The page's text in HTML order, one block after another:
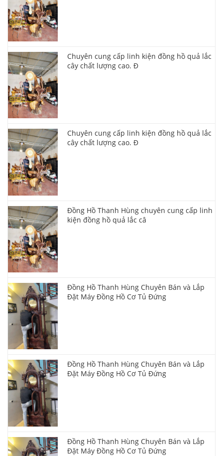
Chuyên cung cấp linh kiện đồng hồ quả lắc
cây chất lượng cao. Đ
Chuyên cung cấp linh kiện đồng hồ quả lắc
cây chất lượng cao. Đ
Đồng Hồ Thanh Hùng chuyên cung cấp linh
kiện đồng hồ quả lắc câ
Đồng Hồ Thanh Hùng Chuyên Bán và Lắp
Đặt Máy Đồng Hồ Cơ Tủ Đứng
Đồng Hồ Thanh Hùng Chuyên Bán và Lắp
Đặt Máy Đồng Hồ Cơ Tủ Đứng
Đồng Hồ Thanh Hùng Chuyên Bán và Lắp
Đặt Máy Đồng Hồ Cơ Tủ Đứng